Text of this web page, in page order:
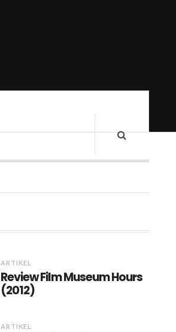
ARTIKEL
Review Film Museum Hours
(2012)
ARTIKEL